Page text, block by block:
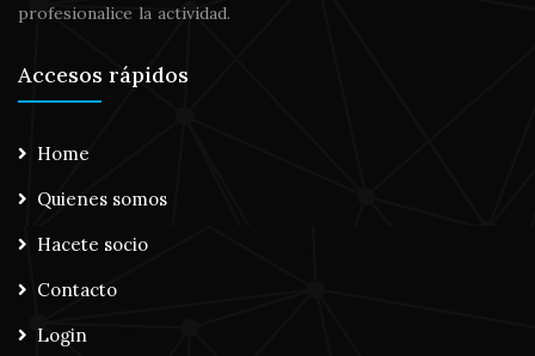
profesionalice la actividad.
Accesos rápidos
Home
Quienes somos
Hacete socio
Contacto
Login